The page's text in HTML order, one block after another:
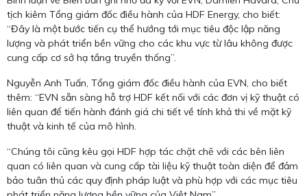
tịch kiêm Tổng giám đốc điều hành của HDF Energy, cho biết:
“Đây là một bước tiến cụ thể hướng tới mục tiêu độc lập năng
lượng và phát triển bền vững cho các khu vực từ lâu không được
cung cấp cơ sở hạ tầng truyền thống”.
Nguyễn Anh Tuấn, Tổng giám đốc điều hành của EVN, cho biết
thêm: “EVN sẵn sàng hỗ trợ HDF kết nối với các đơn vị kỹ thuật có
liên quan để tiến hành đánh giá chi tiết về tính khả thi về mặt kỹ
thuật và kinh tế của mô hình.
“Chúng tôi cũng kêu gọi HDF hợp tác chặt chẽ với các bên liên
quan có liên quan và cung cấp tài liệu kỹ thuật toàn diện để đảm
bảo tuân thủ các quy định pháp luật và phù hợp với các mục tiêu